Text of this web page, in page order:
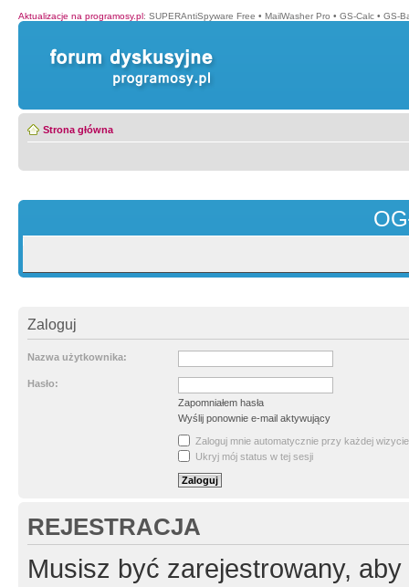
Aktualizacje na programosy.pl: SUPERAntiSpyware Free • MailWasher Pro • GS-Calc • GS-
Strona główna
Zaloguj
Nazwa użytkownika:
Hasło:
Zapomniałem hasła
Wyślij ponownie e-mail aktywujący
Zaloguj mnie automatycznie przy każdej wizycie
Ukryj mój status w tej sesji
REJESTRACJA
Musisz być zarejestrowany,